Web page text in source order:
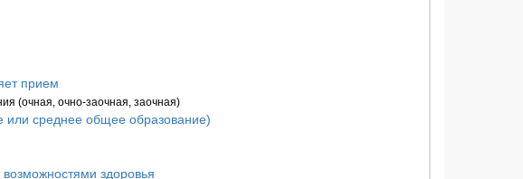
прием
(очная, очно-заочная, заочная)
или среднее общее образование)
здоровья